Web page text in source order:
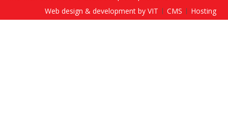
Web design & development by VIT
CMS Hosting